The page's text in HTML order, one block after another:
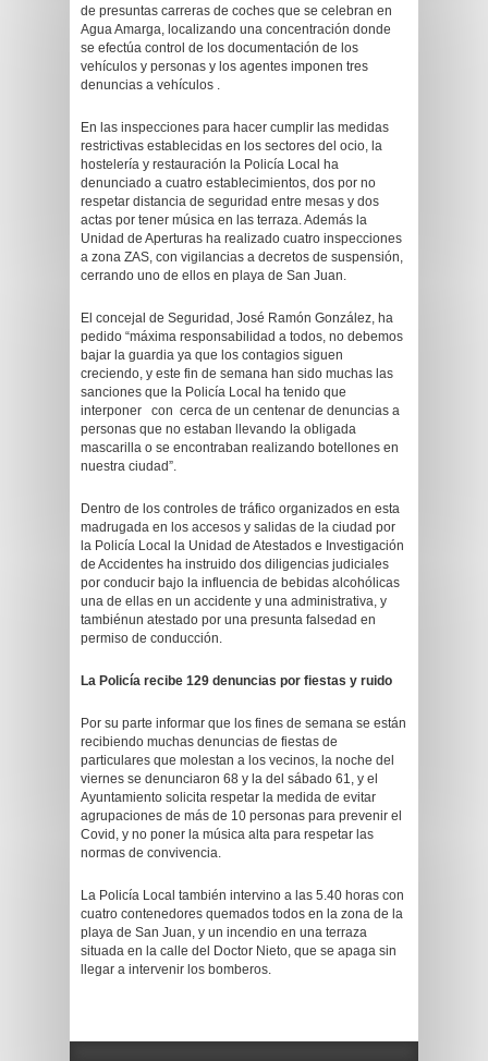
de presuntas carreras de coches que se celebran en
Agua Amarga, localizando una concentración donde
se efectúa control de los documentación de los
vehículos y personas y los agentes imponen tres
denuncias a vehículos .
En las inspecciones para hacer cumplir las medidas
restrictivas establecidas en los sectores del ocio, la
hostelería y restauración la Policía Local ha
denunciado a cuatro establecimientos, dos por no
respetar distancia de seguridad entre mesas y dos
actas por tener música en las terraza. Además la
Unidad de Aperturas ha realizado cuatro inspecciones
a zona ZAS, con vigilancias a decretos de suspensión,
cerrando uno de ellos en playa de San Juan.
El concejal de Seguridad, José Ramón González, ha
pedido “máxima responsabilidad a todos, no debemos
bajar la guardia ya que los contagios siguen
creciendo, y este fin de semana han sido muchas las
sanciones que la Policía Local ha tenido que
interponer con cerca de un centenar de denuncias a
personas que no estaban llevando la obligada
mascarilla o se encontraban realizando botellones en
nuestra ciudad”.
Dentro de los controles de tráfico organizados en esta
madrugada en los accesos y salidas de la ciudad por
la Policía Local la Unidad de Atestados e Investigación
de Accidentes ha instruido dos diligencias judiciales
por conducir bajo la influencia de bebidas alcohólicas
una de ellas en un accidente y una administrativa, y
tambiénun atestado por una presunta falsedad en
permiso de conducción.
La Policía recibe 129 denuncias por fiestas y ruido
Por su parte informar que los fines de semana se están
recibiendo muchas denuncias de fiestas de
particulares que molestan a los vecinos, la noche del
viernes se denunciaron 68 y la del sábado 61, y el
Ayuntamiento solicita respetar la medida de evitar
agrupaciones de más de 10 personas para prevenir el
Covid, y no poner la música alta para respetar las
normas de convivencia.
La Policía Local también intervino a las 5.40 horas con
cuatro contenedores quemados todos en la zona de la
playa de San Juan, y un incendio en una terraza
situada en la calle del Doctor Nieto, que se apaga sin
llegar a intervenir los bomberos.